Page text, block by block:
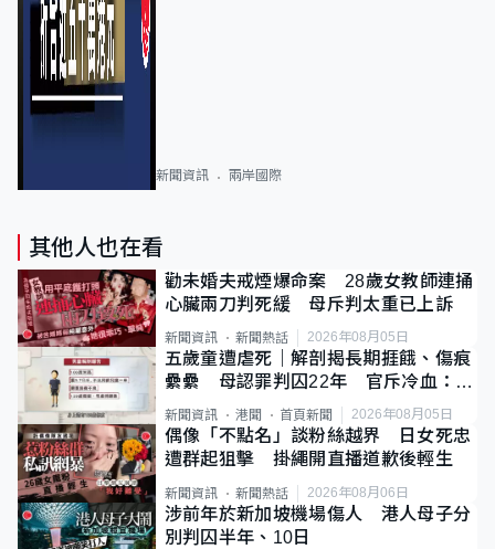
新聞資訊 兩岸國際
其他人也在看
勸未婚夫戒煙爆命案 28歲女教師連捅
心臟兩刀判死緩 母斥判太重已上訴
新聞資訊 新聞熱話 2026年08月05日
五歲童遭虐死｜解剖揭長期捱餓、傷痕
纍纍 母認罪判囚22年 官斥冷血：同
類案最惡劣
新聞資訊 港聞 首頁新聞 2026年08月05日
偶像「不點名」談粉絲越界 日女死忠
遭群起狙擊 掛繩開直播道歉後輕生
新聞資訊 新聞熱話 2026年08月06日
涉前年於新加坡機場傷人 港人母子分
別判囚半年、10日